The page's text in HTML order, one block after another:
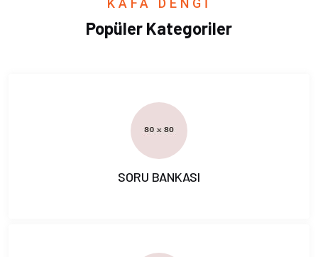
KAFA DENGİ
Popüler Kategoriler
SORU BANKASI